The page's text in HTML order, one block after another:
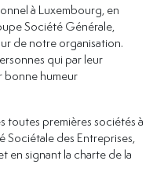
à Luxembourg, en
Société Générale,
de notre organisation.
qui par leur
bonne humeur
toutes premières sociétés à
Sociétale des Entreprises,
en signant la charte de la